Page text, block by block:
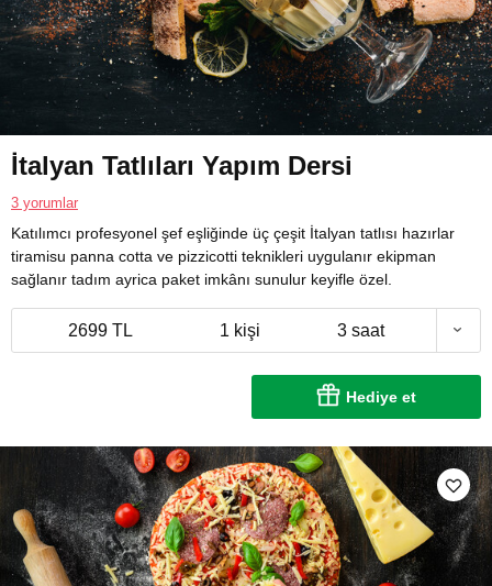
İtalyan Tatlıları Yapım Dersi
3 yorumlar
Katılımcı profesyonel şef eşliğinde üç çeşit İtalyan tatlısı hazırlar
tiramisu panna cotta ve pizzicotti teknikleri uygulanır ekipman
sağlanır tadım ayrica paket imkânı sunulur keyifle özel.
2699 TL 1 kişi 3 saat
Hediye et